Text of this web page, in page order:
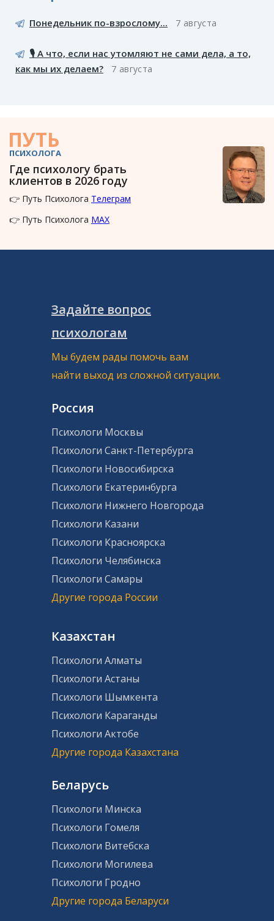
Понедельник по-взрослому... 7 августа
🎙️ А что, если нас утомляют не сами дела, а то,
как мы их делаем?
7 августа
ПУТЬ
ПСИХОЛОГА
Где психологу брать
клиентов в 2026 году
👉 Путь Психолога Телеграм
👉 Путь Психолога MAX
Задайте вопрос
психологам
Мы будем рады помочь вам
найти выход из сложной ситуации.
Россия
Психологи Москвы
Психологи Санкт-Петербурга
Психологи Новосибирска
Психологи Екатеринбурга
Психологи Нижнего Новгорода
Психологи Казани
Психологи Красноярска
Психологи Челябинска
Психологи Самары
Другие города России
Казахстан
Психологи Алматы
Психологи Астаны
Психологи Шымкента
Психологи Караганды
Психологи Актобе
Другие города Казахстана
Беларусь
Психологи Минска
Психологи Гомеля
Психологи Витебска
Психологи Могилева
Психологи Гродно
Другие города Беларуси